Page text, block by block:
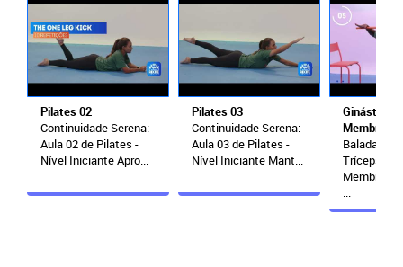
Pilates 02
Continuidade Serena:
Aula 02 de Pilates -
Nível Iniciante Apro...
Pilates 03
Continuidade Serena:
Aula 03 de Pilates -
Nível Iniciante Mant...
Ginástica
Membros
Balada de
Tríceps:
Membros
...